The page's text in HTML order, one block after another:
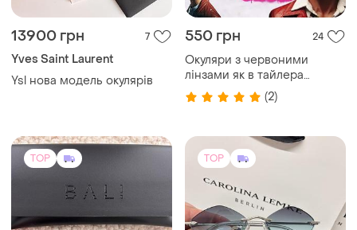
13900 грн 7
Yves Saint Laurent
Ysl нова модель окулярів
550 грн 24
Окуляри з червоними
лінзами як в тайлера
держена з фільму
бійцівський клуб очки
(2)
TOP TOP